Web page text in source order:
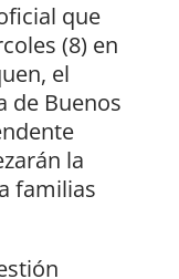
que
(8) en
el
de Buenos
la
familias